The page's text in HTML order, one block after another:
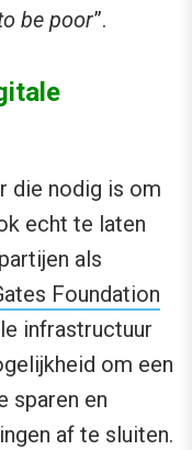
be poor”.
die nodig is om
echt te laten
als
Foundation
infrastructuur
om een
sparen en
af te sluiten.